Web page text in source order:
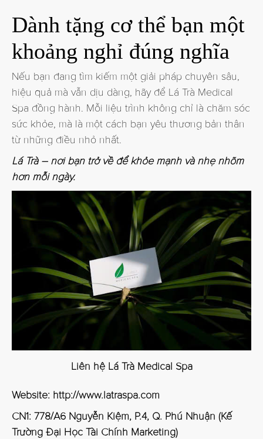
Dành tặng cơ thể bạn một
khoảng nghỉ đúng nghĩa
Nếu bạn đang tìm kiếm một giải pháp chuyên sâu,
hiệu quả mà vẫn dịu dàng, hãy để Lá Trà Medical
Spa đồng hành. Mỗi liệu trình không chỉ là chăm sóc
sức khỏe, mà là một cách bạn yêu thương bản thân
từ những điều nhỏ nhất.
Lá Trà – nơi bạn trở về để khỏe mạnh và nhẹ nhõm
hơn mỗi ngày.
Liên hệ Lá Trà Medical Spa
Website: http://www.latraspa.com
CN1: 778/A6 Nguyễn Kiệm, P.4, Q. Phú Nhuận (Kế
Trường Đại Học Tài Chính Marketing)